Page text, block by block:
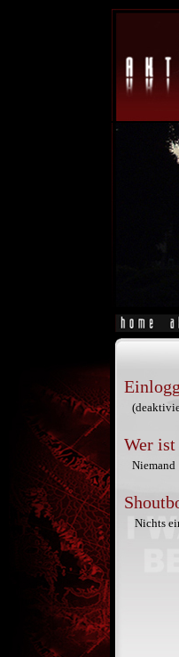
Wer
Niemand
Nichts